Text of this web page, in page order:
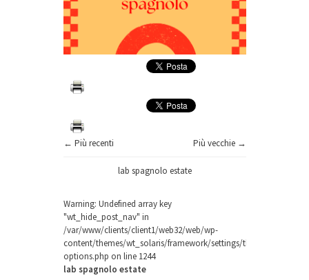
← Più recenti Più vecchie →
lab spagnolo estate
Warning: Undefined array key
"wt_hide_post_nav" in
/var/www/clients/client1/web32/web/wp-
content/themes/wt_solaris/framework/settings/theme-
options.php on line 1244
lab spagnolo estate